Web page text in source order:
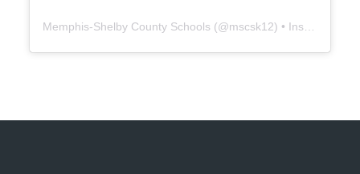
Memphis-Shelby County Schools (@mscsk12) • Instagram photos and videos